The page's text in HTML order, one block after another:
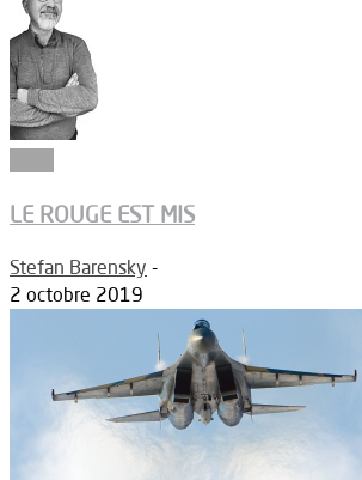
LE ROUGE EST MIS
Stefan Barensky -
2 octobre 2019